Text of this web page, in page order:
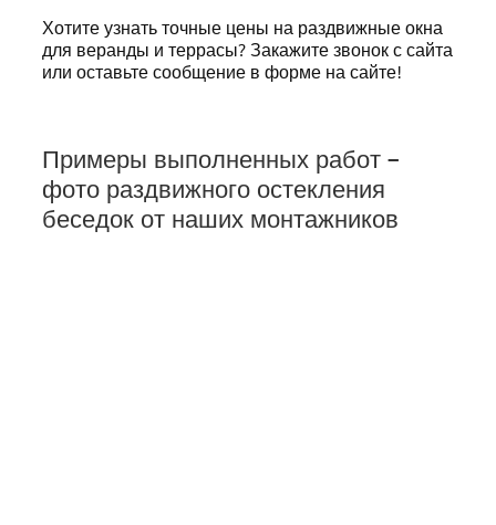
Хотите узнать точные цены на раздвижные окна
для веранды и террасы? Закажите звонок с сайта
или оставьте сообщение в форме на сайте!
Примеры выполненных работ –
фото раздвижного остекления
беседок от наших монтажников